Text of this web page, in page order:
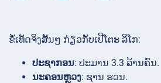
ຂໍ້ເທັດຈິງສັ້ນໆ ກ່ຽວກັບເປີໂຕະ ລິໂກ:
ປະຊາກອນ: ປະມານ 3.3 ລ້ານຄົນ.
ນະຄອນຫຼວງ: ຊານ ຮວນ.